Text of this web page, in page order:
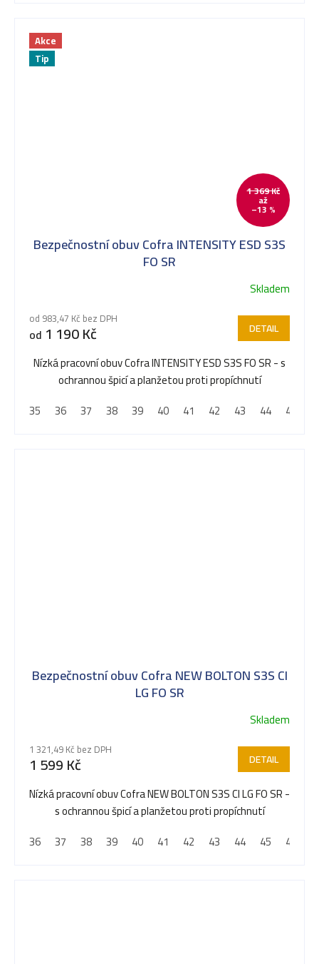
Akce
Tip
1 369 Kč
až
–13 %
Bezpečnostní obuv Cofra INTENSITY ESD S3S
FO SR
Skladem
od 983,47 Kč bez DPH
od 1 190 Kč DETAIL
Nízká pracovní obuv Cofra INTENSITY ESD S3S FO SR - s
ochrannou špicí a planžetou proti propíchnutí
35
36 37 38 39 40 41 42 43 44 45
Bezpečnostní obuv Cofra NEW BOLTON S3S CI
LG FO SR
Skladem
1 321,49 Kč bez DPH
1 599 Kč DETAIL
Nízká pracovní obuv Cofra NEW BOLTON S3S CI LG FO SR -
s ochrannou špicí a planžetou proti propíchnutí
36
37 38 39 40 41 42 43 44 45 46